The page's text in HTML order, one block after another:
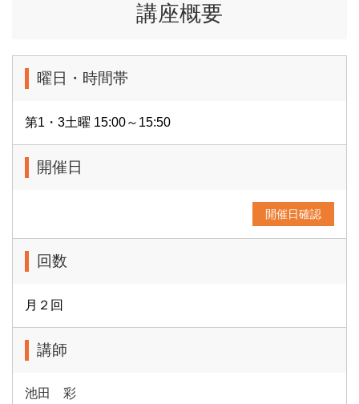
講座概要
曜日・時間帯
第1・3土曜 15:00～15:50
開催日
開催日確認
回数
月２回
講師
池田 彩